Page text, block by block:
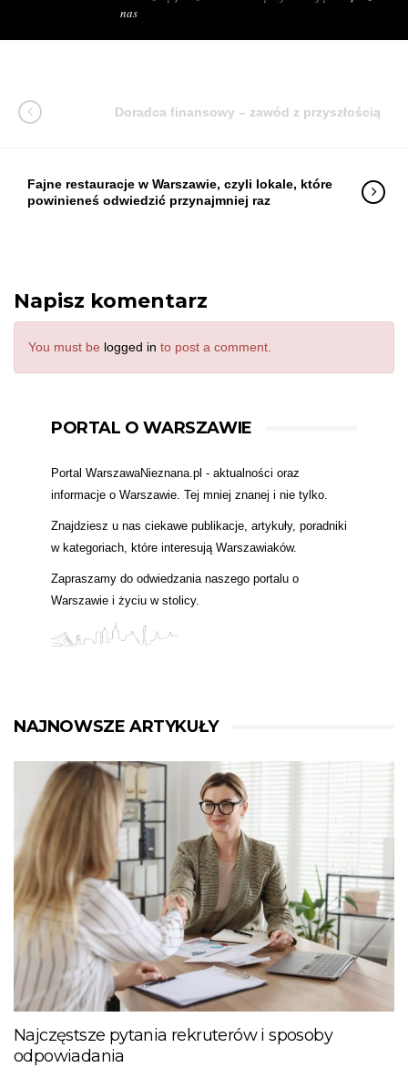
nas
Doradca finansowy – zawód z przyszłością
Fajne restauracje w Warszawie, czyli lokale, które
powinieneś odwiedzić przynajmniej raz
Napisz komentarz
You must be logged in to post a comment.
PORTAL O WARSZAWIE
Portal WarszawaNieznana.pl - aktualności oraz
informacje o Warszawie. Tej mniej znanej i nie tylko.
Znajdziesz u nas ciekawe publikacje, artykuły, poradniki
w kategoriach, które interesują Warszawiaków.
Zapraszamy do odwiedzania naszego portalu o
Warszawie i życiu w stolicy.
NAJNOWSZE ARTYKUŁY
Najczęstsze pytania rekruterów i sposoby
odpowiadania